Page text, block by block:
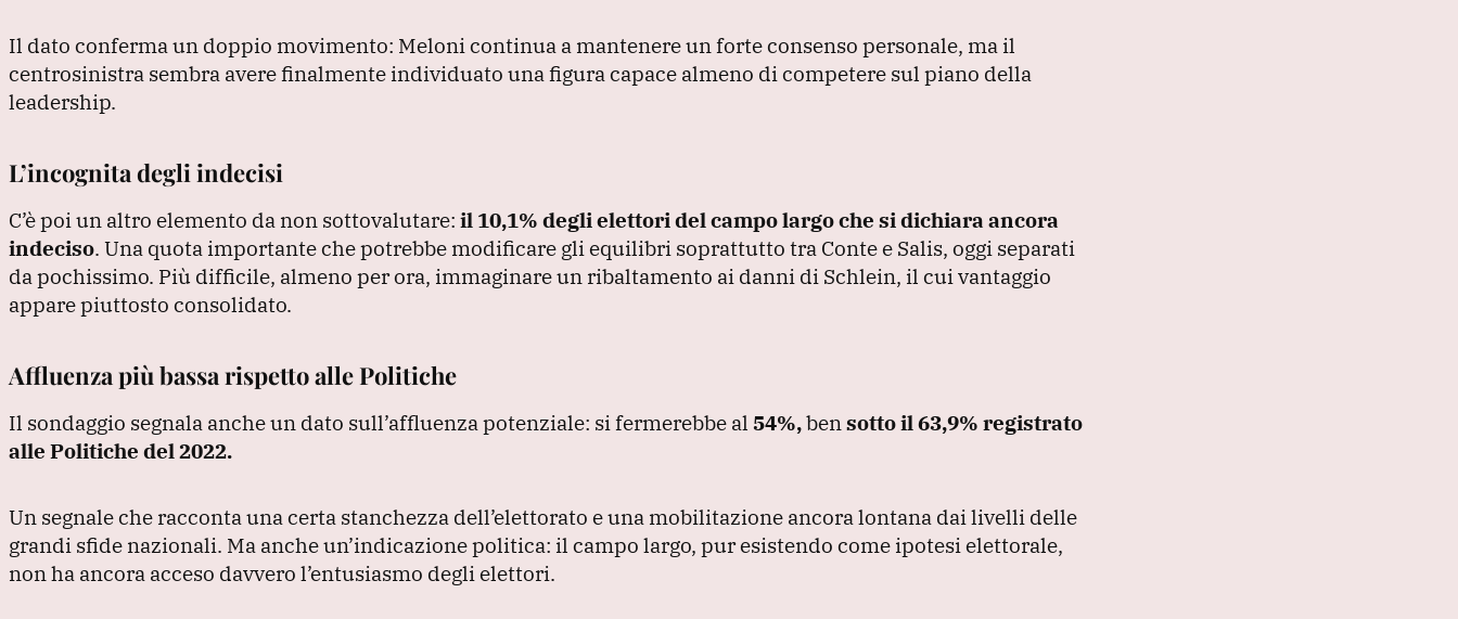
Il dato conferma un doppio movimento: Meloni continua a mantenere un forte consenso personale, ma il
centrosinistra sembra avere finalmente individuato una figura capace almeno di competere sul piano della
leadership.
L’incognita degli indecisi
C’è poi un altro elemento da non sottovalutare: il 10,1% degli elettori del campo largo che si dichiara ancora
indeciso. Una quota importante che potrebbe modificare gli equilibri soprattutto tra Conte e Salis, oggi separati
da pochissimo. Più difficile, almeno per ora, immaginare un ribaltamento ai danni di Schlein, il cui vantaggio
appare piuttosto consolidato.
Affluenza più bassa rispetto alle Politiche
Il sondaggio segnala anche un dato sull’affluenza potenziale: si fermerebbe al 54%,bensotto il63,9% registrato
alle Politiche del 2022.
Un segnale che racconta una certa stanchezza dell’elettorato e una mobilitazione ancora lontana dai livelli delle
grandi sfide nazionali. Ma anche un’indicazione politica: il campo largo, pur esistendo come ipotesi elettorale,
non ha ancora acceso davvero l’entusiasmo degli elettori.